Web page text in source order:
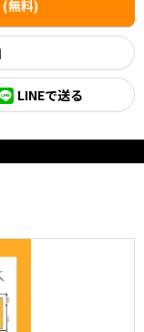
(無料)
LINEで送る